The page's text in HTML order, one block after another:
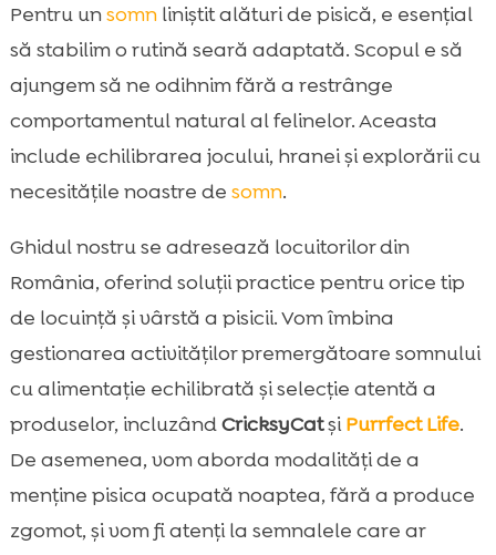
Litiera peste noapte: miros, igienă și liniște
nopți liniștite cu pisica: cum reducem
trezirile nocturne
 Sănătatea contează: semne că pisica
întrerupe somnul din cauze medicale
 Anxietate și stres la pisici: declanșatori
 Co-sleeping sau culcuș separat: alegerea
potrivită pentru noi
 Enrișment nocturn silențios: activități liniștite
când nu dormim
 Obiceiurile noastre contează: igiena
somnului pentru stăpâni de pisici
Pentru unsomnliniștit alături de pisică, e esențial
să stabilim o rutină seară adaptată. Scopul e să
ajungem să ne odihnim fără a restrânge
comportamentul natural al felinelor. Aceasta
include echilibrarea jocului, hranei și explorării cu
necesitățile noastre de somn.
Ghidul nostru se adresează locuitorilor din
România, oferind soluții practice pentru orice tip
de locuință și vârstă a pisicii. Vom îmbina
gestionarea activităților premergătoare somnului
cu alimentație echilibrată și selecție atentă a
produselor, incluzândCricksyCatșiPurrfect Life.
De asemenea, vom aborda modalități de a
menține pisica ocupată noaptea, fără a produce
zgomot, și vom fi atenți la semnalele care ar